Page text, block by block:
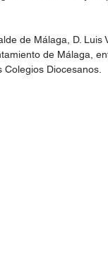
de Málaga, D. Luis
de Málaga,
Diocesanos.